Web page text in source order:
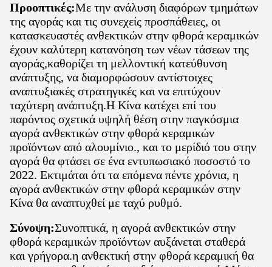
Προοπτικές:Με την ανάλυση διαφόρων τμημάτων
της αγοράς και τις συνεχείς προσπάθειες, οι
κατασκευαστές ανθεκτικών στην φθορά κεραμικών
έχουν καλύτερη κατανόηση των νέων τάσεων της
αγοράς,καθορίζει τη μελλοντική κατεύθυνση
ανάπτυξης, να διαμορφώσουν αντίστοιχες
αναπτυξιακές στρατηγικές και να επιτύχουν
ταχύτερη ανάπτυξη.Η Κίνα κατέχει επί του
παρόντος σχετικά υψηλή θέση στην παγκόσμια
αγορά ανθεκτικών στην φθορά κεραμικών
προϊόντων από αλουμίνιο., και το μερίδιό του στην
αγορά θα φτάσει σε ένα εντυπωσιακό ποσοστό το
2022. Εκτιμάται ότι τα επόμενα πέντε χρόνια, η
αγορά ανθεκτικών στην φθορά κεραμικών στην
Κίνα θα αναπτυχθεί με ταχύ ρυθμό.
Σύνοψη:Συνοπτικά, η αγορά ανθεκτικών στην
φθορά κεραμικών προϊόντων αυξάνεται σταθερά
και γρήγορα.η ανθεκτική στην φθορά κεραμική θα